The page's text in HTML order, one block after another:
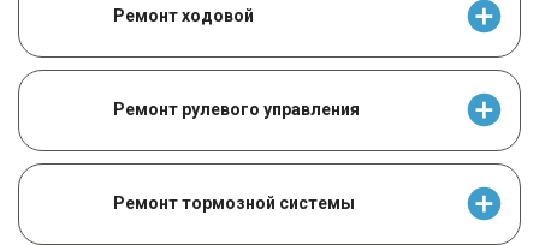
Ремонт ходовой
Ремонт рулевого управления
Ремонт тормозной системы